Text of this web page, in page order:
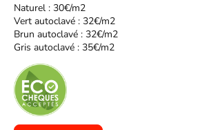
Naturel : 30€/m2
Vert autoclavé : 32€/m2
Brun autoclavé : 32€/m2
Gris autoclavé : 35€/m2